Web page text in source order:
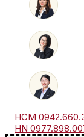
HCM
HN